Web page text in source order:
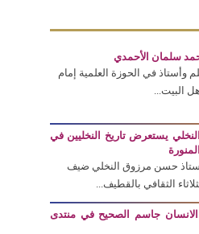
سلمان الأحمدي
وأستاذ في الحوزة العلمية إمام
البيت...
يستعرض تاريخ النخليين في
حسن مرزوق النخلي ضيف
الثقافي بالقطيف...
الانسان جاسم الصحيح في منتدى